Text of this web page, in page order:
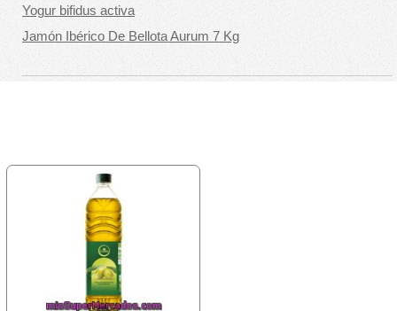
Yogur bifidus activa
Jamón Ibérico De Bellota Aurum 7 Kg